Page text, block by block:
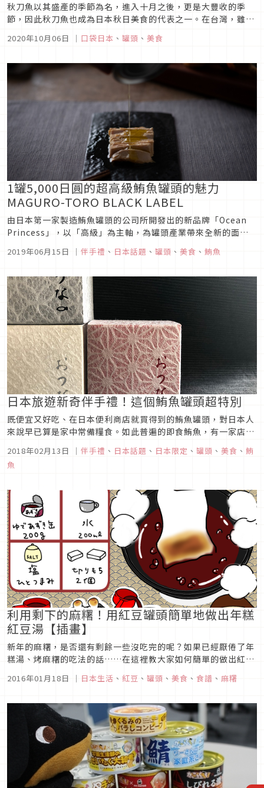
秋刀魚以其盛產的季節為名，進入十月之後，更是大豐收的季
節，因此秋刀魚也成為日本秋日美食的代表之一。在台灣，雖然
麼容易了。幸好，在食品加工技術相當先進的日本，早就將各式
超市買到，在家就能品嚐...
2020年10月06日 ｜ 口袋日本 、 罐頭 、 美食
1罐5,000日圓的超高級鮪魚罐頭的魅力
MAGURO-TORO BLACK LABEL
由日本第一家製造鮪魚罐頭的公司所開發出的新品牌「Ocean
Princess」，以「高級」為主軸，為罐頭產業帶來全新的面
Princess」生產的罐頭從原料到製作過程都相當講究。而此次
2019年06月15日 ｜ 伴手禮 、 日本話題 、 罐頭 、 美食 、 鮪魚
日本旅遊新奇伴手禮！這個鮪魚罐頭超特別
既便宜又好吃、在日本便利商店就買得到的鮪魚罐頭，對日本人
來說早已算是家中常備糧食。如此普遍的即食鮪魚，有一家店發
（OTSUNA）」。吃下店主關根仁先生傾注了熱情所手工製作的
瓶裝鮪魚，美味當然就不用說了，還有口味的選擇也很豐富，可
2018年02月13日 ｜ 伴手禮 、 日本話題 、 日本限定 、 罐頭 、 美食 、 鮪
魚
利用剩下的麻糬！用紅豆罐頭簡單地做出年糕
紅豆湯【插畫】
新年的麻糬，是否還有剩餘一些沒吃完的呢？如果已經厭倦了年
糕湯、烤麻糬的吃法的話……在這裡教大家如何簡單的做出紅豆
更加方便喔！來介紹簡易又容易上手的食譜。用鍋子將紅豆罐
燒焦為主，煮完後熄火就...
2016年01月18日 ｜ 日本生活 、 紅豆 、 罐頭 、 美食 、 食譜 、 麻糬